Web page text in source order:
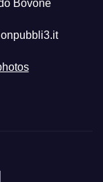
Bovone